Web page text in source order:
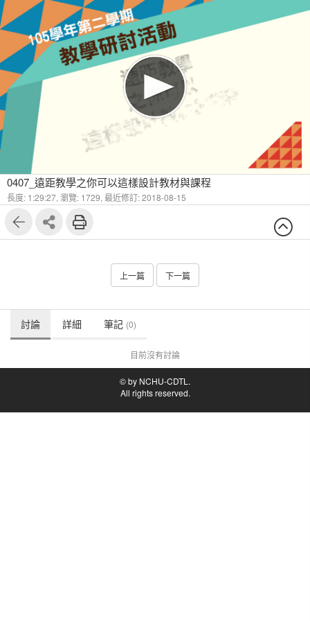
0407_遠距教學之你可以這樣設計教材與課程
長度: 1:29:27, 瀏覽: 1729, 最近修訂: 2018-08-15
上一篇 下一篇
討論 詳細 筆記 (0)
目前沒有討論
© by NCHU-CDTL.
All rights reserved.